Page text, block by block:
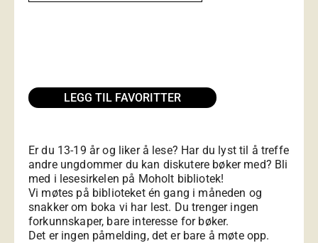
LEGG TIL FAVORITTER
Er du 13-19 år og liker å lese? Har du lyst til å treffe
andre ungdommer du kan diskutere bøker med? Bli
med i lesesirkelen på Moholt bibliotek!
Vi møtes på biblioteket én gang i måneden og
snakker om boka vi har lest. Du trenger ingen
forkunnskaper, bare interesse for bøker.
Det er ingen påmelding, det er bare å møte opp.